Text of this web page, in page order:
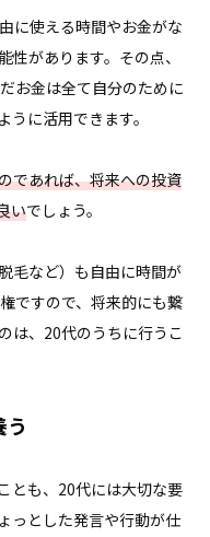
に使える時間やお金がな
があります。その点、
お金は全て自分のために
に活用できます。
であれば、将来への投資
いでしょう。
毛など）も自由に時間が
ですので、将来的にも繋
は、20代のうちに行うこ
とも、20代には大切な要
っとした発言や行動が仕